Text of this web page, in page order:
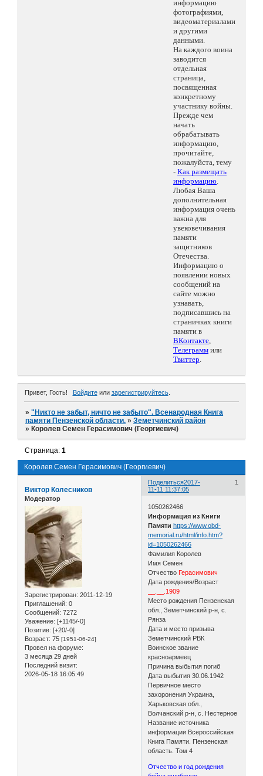
информацию
фотографиями,
видеоматериалами
и другими
данными.
На каждого воина
заводится
отдельная
страница,
посвященная
конкретному
участнику войны.
Прежде чем
начать
обрабатывать
информацию,
прочитайте,
пожалуйста, тему
- Как размещать
информацию.
Любая Ваша
дополнительная
информация очень
важна для
увековечивания
памяти
защитников
Отечества.
Информацию о
появлении новых
сообщений на
сайте можно
узнавать,
подписавшись на
страничках книги
памяти в
ВКонтакте,
Телеграмм или
Твиттер.
Привет, Гость! Войдитеили зарегистрируйтесь.
»"Никто не забыт, ничто не забыто". Всенародная Книга
памяти Пензенской области. »Земетчинский район
» Королев Семен Герасимович (Георгиевич)
Королев Семен Герасимович (Георгиевич)
Страница:1
Поделиться 1
2017-
11-11 11:37:05
Виктор Колесников
Модератор
Зарегистрирован: 2011-12-19
Приглашений: 0
Сообщений: 7272
Уважение: [+1145/-0]
Позитив: [+20/-0]
Возраст: 75 [1951-06-24]
Провел на форуме:
3 месяца 29 дней
Последний визит:
2026-05-18 16:05:49
1050262466
Информация из Книги
Памяти https://www.obd-
memorial.ru/html/info.htm?
id=1050262466
Фамилия Королев
Имя Семен
Отчество Герасимович
Дата рождения/Возраст
__.__.1909
Место рождения Пензенская
обл., Земетчинский р-н, с.
Рянза
Дата и место призыва
Земетчинский РВК
Воинское звание
красноармеец
Причина выбытия погиб
Дата выбытия 30.06.1942
Первичное место
захоронения Украина,
Харьковская обл.,
Волчанский р-н, с. Нестерное
Название источника
информации Всероссийская
Книга Памяти. Пензенская
область. Том 4
Отчество и год рождения